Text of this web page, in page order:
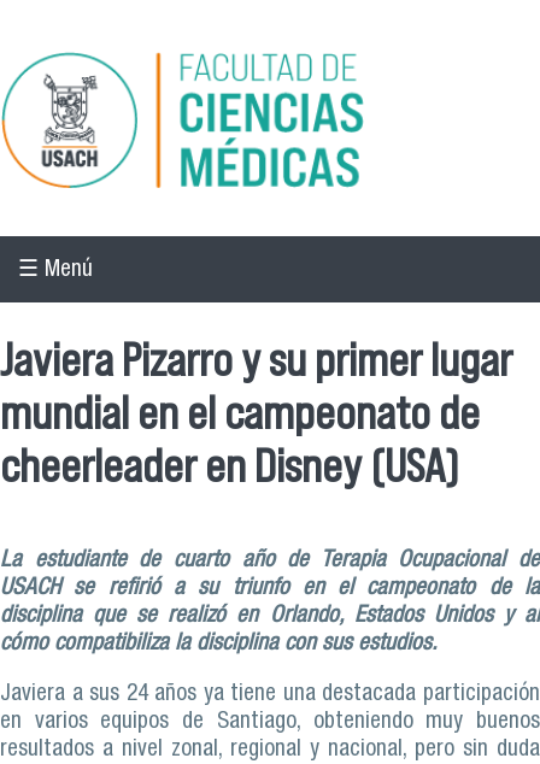
Pasar al contenido principal
☰ Menú
Javiera Pizarro y su primer lugar
mundial en el campeonato de
cheerleader en Disney (USA)
La estudiante de cuarto año de Terapia Ocupacional de
USACH se refirió a su triunfo en el campeonato de la
disciplina que se realizó en Orlando, Estados Unidos y al
cómo compatibiliza la disciplina con sus estudios.
Javiera a sus 24 años ya tiene una destacada participación
en varios equipos de Santiago, obteniendo muy buenos
resultados a nivel zonal, regional y nacional, pero sin duda